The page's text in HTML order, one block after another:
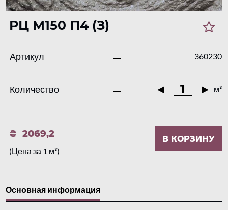
РЦ М150 П4 (З)
Артикул 360230
Количество м³
2069,2
(Цена за 1 м³)
В КОРЗИНУ
Основная информация